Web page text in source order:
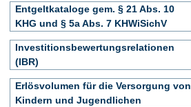
Entgeltkataloge gem. § 21 Abs. 10
KHG und § 5a Abs. 7 KHWiSichV
Investitionsbewertungsrelationen
(IBR)
Erlösvolumen für die Versorgung von
Kindern und Jugendlichen